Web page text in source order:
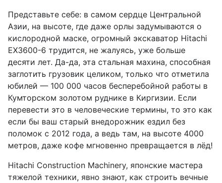
Представьте себе: в самом сердце Центральной
Азии, на высоте, где даже орлы задумываются о
кислородной маске, огромный экскаватор Hitachi
EX3600-6 трудится, не жалуясь, уже больше
десяти лет. Да-да, эта стальная махина, способная
заглотить грузовик целиком, только что отметила
юбилей — 100 000 часов бесперебойной работы в
Кумторском золотом руднике в Киргизии. Если
перевести это в человеческие термины, то это как
если бы ваш старый внедорожник ездил без
поломок с 2012 года, а ведь там, на высоте 4000
метров, даже кофе мгновенно превращается в лёд!
Hitachi Construction Machinery, японские мастера
тяжелой техники, явно знают, как строить вечные